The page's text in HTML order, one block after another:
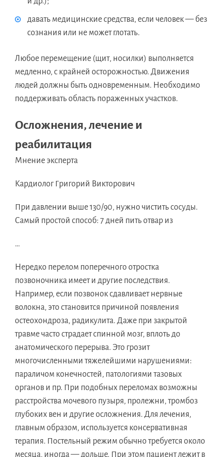
давать медицинские средства, если человек — без
сознания или не может глотать.
Любое перемещение (щит, носилки) выполняется
медленно, с крайней осторожностью. Движения
людей должны быть одновременным. Необходимо
поддерживать область пораженных участков.
Осложнения, лечение и
реабилитация
Мнение эксперта
Кардиолог Григорий Викторович
При давлении выше 130/90, нужно чистить сосуды.
Самый простой способ: 7 дней пить отвар из
…
Нередко перелом поперечного отростка
позвоночника имеет и другие последствия.
Например, если позвонок сдавливает нервные
волокна, это становится причиной появления
остеохондроза, радикулита. Даже при закрытой
травме часто страдает спинной мозг, вплоть до
анатомического перерыва. Это грозит
многочисленными тяжелейшими нарушениями:
параличом конечностей, патологиями тазовых
органов и пр. При подобных переломах возможны
расстройства мочевого пузыря, пролежни, тромбоз
глубоких вен и другие осложнения. Для лечения,
главным образом, используется консервативная
терапия. Постельный режим обычно требуется около
месяца, иногда — дольше. При этом пациент лежит в